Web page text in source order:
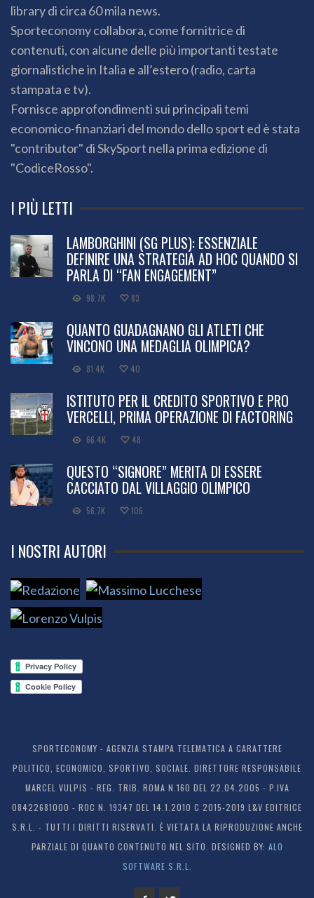
library di circa 60 mila news.
Sporteconomy collabora, come fornitrice di
contenuti, con alcune delle più importanti testate
giornalistiche in Italia e all’estero (radio, carta
stampata e tv).
Fornisce approfondimenti sui principali temi
economico-finanziari del mondo dello sport ed è stata
"contributor" di SkySport nella prima edizione di
"CodiceRosso".
I PIÙ LETTI
LAMBORGHINI (SG PLUS): ESSENZIALE
DEFINIRE UNA STRATEGIA AD HOC QUANDO SI
PARLA DI “FAN ENGAGEMENT”
98.7K 83
QUANTO GUADAGNANO GLI ATLETI CHE
VINCONO UNA MEDAGLIA OLIMPICA?
81.4K 40
ISTITUTO PER IL CREDITO SPORTIVO E PRO
VERCELLI, PRIMA OPERAZIONE DI FACTORING
66.4K 48
QUESTO “SIGNORE” MERITA DI ESSERE
CACCIATO DAL VILLAGGIO OLIMPICO
56.7K 106
I NOSTRI AUTORI
SPORTECONOMY - AGENZIA STAMPA TELEMATICA A CARATTERE
POLITICO, ECONOMICO, SPORTIVO, SOCIALE. DIRETTORE RESPONSABILE
MARCEL VULPIS - REG. TRIB. ROMA N.160 DEL 22.04.2005 - P.IVA
08422681000 - ROC N. 19347 DEL 14.1.2010 C 2015-2019 L&V EDITRICE
S.R.L. - TUTTI I DIRITTI RISERVATI. È VIETATA LA RIPRODUZIONE ANCHE
PARZIALE DI QUANTO CONTENUTO NEL SITO. DESIGNED BY: ALO
SOFTWARE S.R.L.